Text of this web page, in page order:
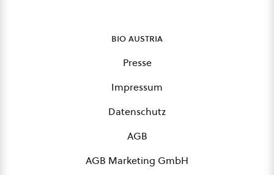
bio austria
Presse
Impressum
Datenschutz
AGB
AGB Marketing GmbH